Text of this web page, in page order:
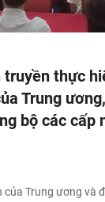
truyền thực
Trung
bộ các cấp
của Trung ương và